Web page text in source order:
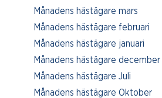
Månadens hästägare mars
Månadens hästägare februari
Månadens hästägare januari
Månadens hästägare december
Månadens hästägare Juli
Månadens hästägare Oktober